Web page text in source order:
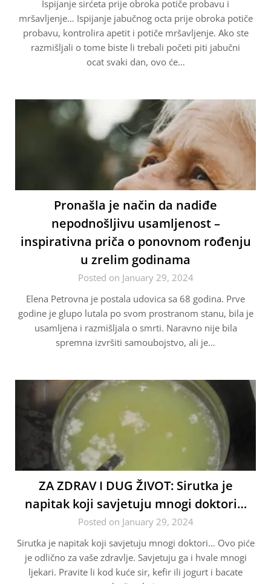
Ispijanje sirćeta prije obroka potiče probavu i
mršavljenje… Ispijanje jabučnog octa prije obroka potiče
probavu, kontrolira apetit i potiče mršavljenje. Ako ste
razmišljali o tome biste li trebali početi piti jabučni
ocat svaki dan, ovo će…
Pronašla je način da nadiđe
nepodnošljivu usamljenost –
inspirativna priča o ponovnom rođenju
u zrelim godinama
Posted on January 29, 2024
Elena Petrovna je postala udovica sa 68 godina. Prve
godine je glupo lutala po svom prostranom stanu, bila je
usamljena i razmišljala o smrti. Naravno nije bila
spremna izvršiti samoubojstvo, ali je…
ZA ZDRAV I DUG ŽIVOT: Sirutka je
napitak koji savjetuju mnogi doktori…
Posted on January 29, 2024
Sirutka je napitak koji savjetuju mnogi doktori… Ovo piće
je odlično za vaše zdravlje. Savjetuju ga i hvale mnogi
ljekari. Pravite li kod kuće sir, kefir ili jogurt i bacate